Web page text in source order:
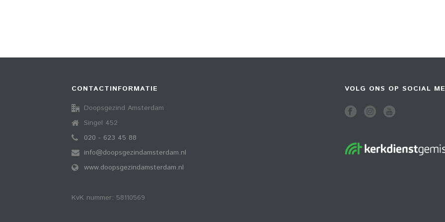
CONTACTINFORMATIE
Doopsgezind Amsterdam
Singel 452
020 - 623 45 88
info@doopsgezindamsterdam.nl
www.doopsgezindamsterdam.nl
KvK nummer: 58110569
VOLG ONS OP SOCIAL